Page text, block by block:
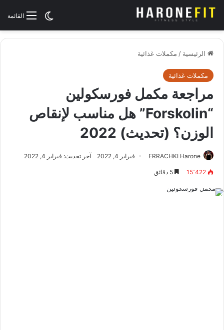
القائمةالوضع
الرئيسية / مكملات غذائية
مكملات غذائية
مراجعة مكمل فورسكولين
“Forskolin” هل مناسب لإنقاص
الوزن؟ (تحديث) 2022
ERRACHKI Harone فبراير 4, 2022 آخر تحديث: فبراير 4, 2022
15٬422